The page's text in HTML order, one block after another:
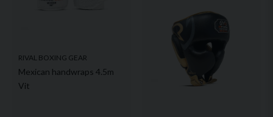
RIVAL BOXING GEAR
Mexican handwraps 4.5m
Vit